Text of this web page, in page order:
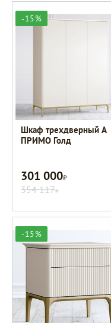
-15%
Шкаф трехдверный A
ПРИМО Голд
301 000Р
354 117Р
-15%